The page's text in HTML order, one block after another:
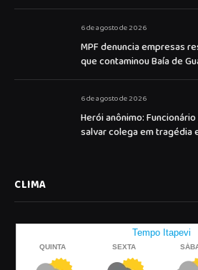
6 de agosto de 2026
MPF denuncia empresas
que contaminou Baía de
6 de agosto de 2026
Herói anônimo:
salvar colega em tragédia
CLIMA